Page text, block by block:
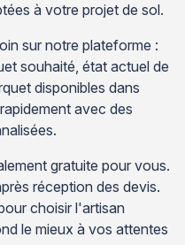
à votre projet de sol.
sur notre plateforme :
souhaité, état actuel de
disponibles dans
avec des
gratuite pour vous.
réception des devis.
choisir l'artisan
le mieux à vos attentes